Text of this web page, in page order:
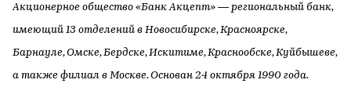
Акционерное общество «Банк Акцепт» — региональный банк,
имеющий 13 отделений в Новосибирске, Красноярске,
Барнауле, Омске, Бердске, Искитиме, Краснообске, Куйбышеве,
а также филиал в Москве. Основан 24 октября 1990 года.